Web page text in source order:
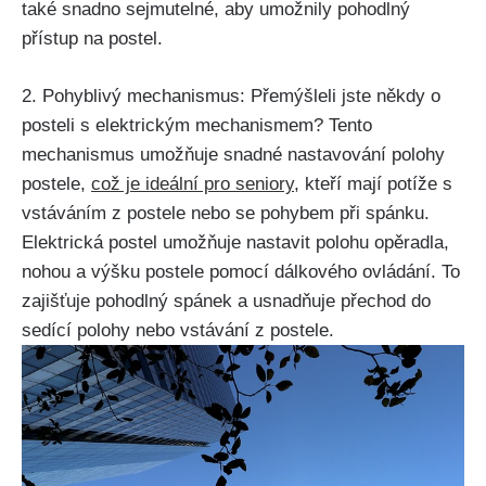
také snadno sejmutelné, aby umožnily pohodlný
přístup na postel.
2. Pohyblivý mechanismus: Přemýšleli jste někdy o
posteli s elektrickým mechanismem? Tento
mechanismus umožňuje snadné nastavování polohy
postele, což je ideální pro seniory, kteří mají potíže s
vstáváním z postele nebo se pohybem při spánku.
Elektrická postel umožňuje nastavit polohu opěradla,
nohou a výšku postele pomocí dálkového ovládání. To
zajišťuje pohodlný spánek a usnadňuje přechod do
sedící polohy nebo vstávání z postele.